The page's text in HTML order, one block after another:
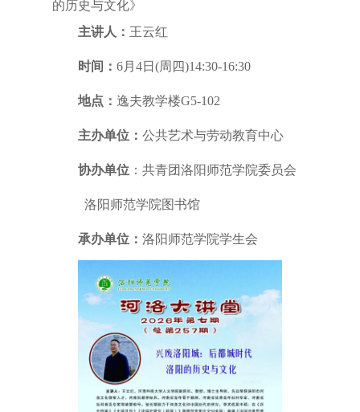
的历史与文化》
主讲人： 王云红
时间： 6月4日(周四)14:30-16:30
地点： 逸夫教学楼G5-102
主办单位： 公共艺术与劳动教育中心
协办单位 ：共青团洛阳师范学院委员会
洛阳师范学院图书馆
承办单位： 洛阳师范学院学生会